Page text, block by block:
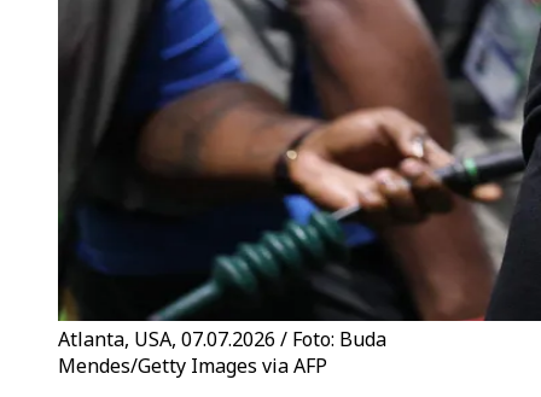
Atlanta, USA, 07.07.2026 / Foto: Buda
Mendes/Getty Images via AFP